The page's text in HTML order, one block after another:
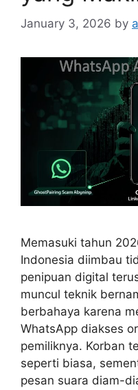
January 3, 2026 by
Memasuki tahun
Indonesia diimbau
penipuan digital
muncul teknik
berbahaya karena
WhatsApp diakses
pemiliknya. Korban
seperti biasa,
pesan suara diam-